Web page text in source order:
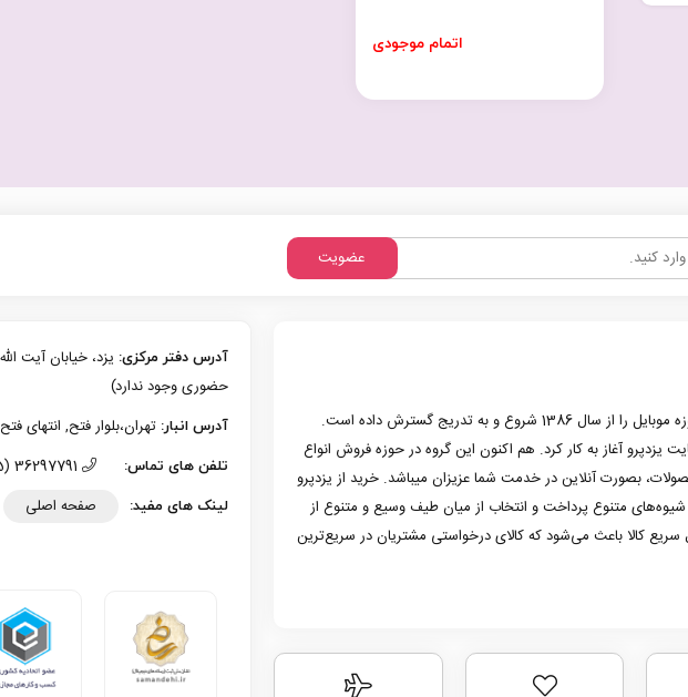
اتمام موجودی
عضویت
گروه موبایل مرکزی یزد فعالیت حرفه‌ای خود در حوزه موبایل را از سال 1386 شروع و به تدریج گسترش داده است.
از سال 1402 از طریق وبسایت یزدپرو آغاز به کار کرد. هم اکنون این گروه در حوزه فروش انواع
بصورت آنلاین در خدمت شما عزیزان میباشد. خرید از یزدپرو
شیوه‌های متنوع پرداخت و انتخاب از میان طیف وسیع و متنوع از
کالا باعث می‌شود که کالای درخواستی مشتریان در سریع‌ترین
آدرس دفتر مرکزی:
حضوری وجود ندارد)
آدرس انبار: تهران،بلوار فتح, انتهای فتح 13، پلاک 126 (امکان تحویل حضوری وجود دارد)
تلفن های تماس:
لینک های مفید: صفحه اصلی